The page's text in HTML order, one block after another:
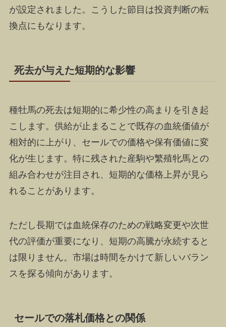
が設定されました。こうした節目は投資判断の転
換点にもなります。
死去が与えた短期的な影響
種牡馬の死去は短期的に希少性の高まりを引き起
こします。供給が止まることで既存の血統価値が
相対的に上がり、セールでの価格や保有価値に変
化が生じます。特に残された産駒や繁殖牝馬との
組み合わせが注目され、短期的な価格上昇が見ら
れることがあります。
ただし長期では血統保存のための戦略変更や次世
代の評価が重要になり、短期の高騰が永続すると
は限りません。市場は時間をかけて新しいバラン
スを探る傾向があります。
セールでの落札価格との関係